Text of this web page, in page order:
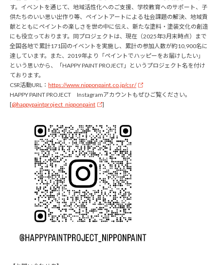
す。イベントを通じて、地域活性化へのご支援、学校教育へのサポート、子
供たちのいい思い出作り等、ペイントアートによる社会課題の解決、地域貢
献とともにペイントの楽しさを世の中に伝え、新たな塗料・塗装文化の創造
にも役立っております。同プロジェクトは、現在（2025年3月末時点）まで
全国各地で累計171回のイベントを実施し、累計の参加人数が約10,900名に
達しています。また、2019年より「ペイントでハッピーをお届けしたい」
という思いから、「HAPPY PAINT PROJECT」というプロジェクト名を付け
ております。
CSR活動URL： https://www.nipponpaint.co.jp/csr/
HAPPY PAINT PROJECT Instagramアカウントもぜひご覧ください。
[@happypaintproject_nipponpaint ]